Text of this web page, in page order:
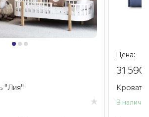
"Лия"
Цена:
31 590
В наличии